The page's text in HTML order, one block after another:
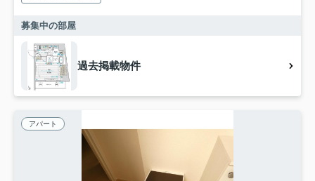
募集中の部屋
過去掲載物件
アパート